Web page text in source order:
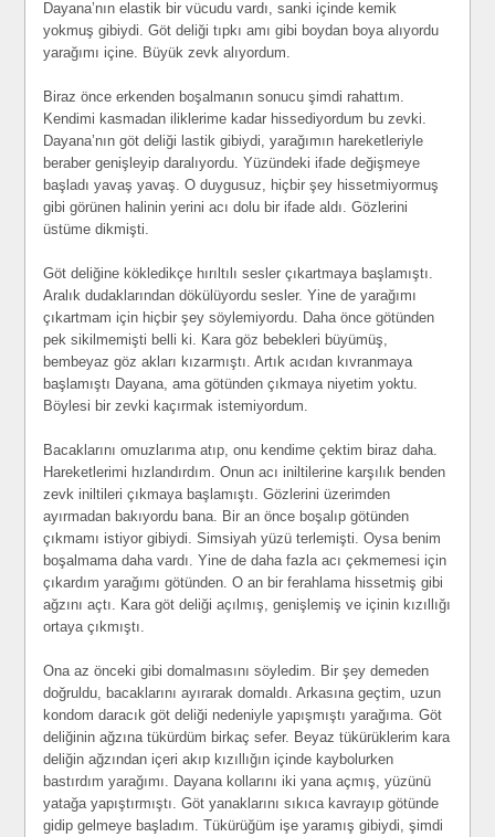
Dayana’nın elastik bir vücudu vardı, sanki içinde kemik
yokmuş gibiydi. Göt deliği tıpkı amı gibi boydan boya alıyordu
yarağımı içine. Büyük zevk alıyordum.
Biraz önce erkenden boşalmanın sonucu şimdi rahattım.
Kendimi kasmadan iliklerime kadar hissediyordum bu zevki.
Dayana’nın göt deliği lastik gibiydi, yarağımın hareketleriyle
beraber genişleyip daralıyordu. Yüzündeki ifade değişmeye
başladı yavaş yavaş. O duygusuz, hiçbir şey hissetmiyormuş
gibi görünen halinin yerini acı dolu bir ifade aldı. Gözlerini
üstüme dikmişti.
Göt deliğine kökledikçe hırıltılı sesler çıkartmaya başlamıştı.
Aralık dudaklarından dökülüyordu sesler. Yine de yarağımı
çıkartmam için hiçbir şey söylemiyordu. Daha önce götünden
pek sikilmemişti belli ki. Kara göz bebekleri büyümüş,
bembeyaz göz akları kızarmıştı. Artık acıdan kıvranmaya
başlamıştı Dayana, ama götünden çıkmaya niyetim yoktu.
Böylesi bir zevki kaçırmak istemiyordum.
Bacaklarını omuzlarıma atıp, onu kendime çektim biraz daha.
Hareketlerimi hızlandırdım. Onun acı iniltilerine karşılık benden
zevk iniltileri çıkmaya başlamıştı. Gözlerini üzerimden
ayırmadan bakıyordu bana. Bir an önce boşalıp götünden
çıkmamı istiyor gibiydi. Simsiyah yüzü terlemişti. Oysa benim
boşalmama daha vardı. Yine de daha fazla acı çekmemesi için
çıkardım yarağımı götünden. O an bir ferahlama hissetmiş gibi
ağzını açtı. Kara göt deliği açılmış, genişlemiş ve içinin kızıllığı
ortaya çıkmıştı.
Ona az önceki gibi domalmasını söyledim. Bir şey demeden
doğruldu, bacaklarını ayırarak domaldı. Arkasına geçtim, uzun
kondom daracık göt deliği nedeniyle yapışmıştı yarağıma. Göt
deliğinin ağzına tükürdüm birkaç sefer. Beyaz tükürüklerim kara
deliğin ağzından içeri akıp kızıllığın içinde kaybolurken
bastırdım yarağımı. Dayana kollarını iki yana açmış, yüzünü
yatağa yapıştırmıştı. Göt yanaklarını sıkıca kavrayıp götünde
gidip gelmeye başladım. Tükürüğüm işe yaramış gibiydi, şimdi